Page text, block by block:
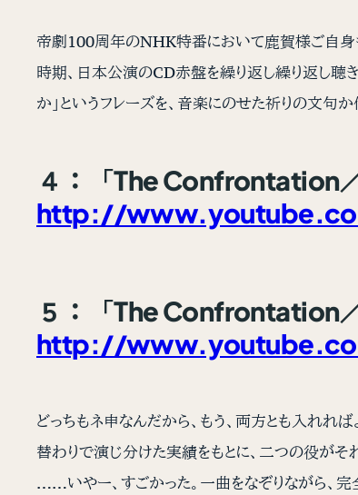
帝劇100周年のNHK特番において鹿賀様ご自身も
時期、日本公演のCD赤盤を繰り返し繰り返し聴
か」というフレーズを、音楽にのせた祈りの文句
４：「The Confrontation
http://
５：「The Confrontation
http://
どっちもネ申なんだから、もう、両方とも入れれ
替わりで演じ分けた実績をもとに、二つの役がそ
……いやー、すごかった。一曲をなぞりながら、